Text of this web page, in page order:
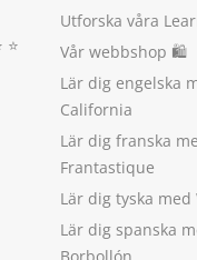
⭐️
Utforska våra
Vår webbshop 🛍
Lär dig engelska
California
Lär dig franska
Frantastique
Lär dig tyska
Lär dig spanska